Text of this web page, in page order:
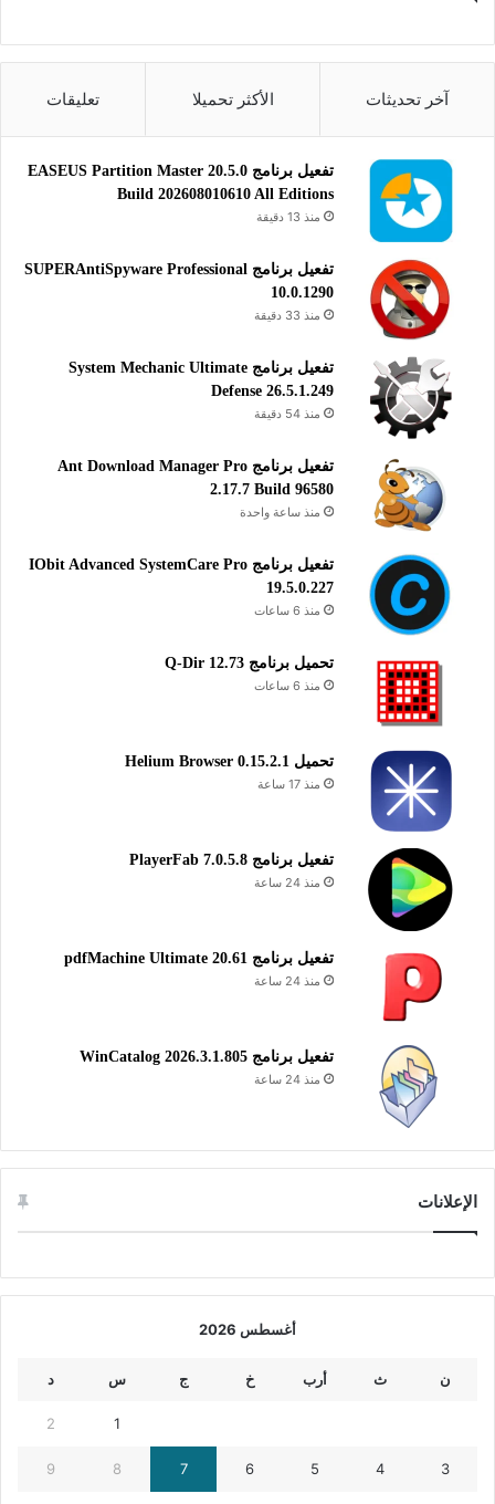
آخر تحديثات الأكثر تحميلا تعليقات
تفعيل برنامج EASEUS Partition Master 20.5.0
Build 202608010610 All Editions
منذ 13 دقيقة
تفعيل برنامج SUPERAntiSpyware Professional
10.0.1290
منذ 33 دقيقة
تفعيل برنامج System Mechanic Ultimate
Defense 26.5.1.249
منذ 54 دقيقة
تفعيل برنامج Ant Download Manager Pro
2.17.7 Build 96580
منذ ساعة واحدة
تفعيل برنامج IObit Advanced SystemCare Pro
19.5.0.227
منذ 6 ساعات
تحميل برنامج Q-Dir 12.73
منذ 6 ساعات
تحميل Helium Browser 0.15.2.1
منذ 17 ساعة
تفعيل برنامج PlayerFab 7.0.5.8
منذ 24 ساعة
تفعيل برنامج pdfMachine Ultimate 20.61
منذ 24 ساعة
تفعيل برنامج WinCatalog 2026.3.1.805
منذ 24 ساعة
الإعلانات
أغسطس 2026
ن ث أرب خ ج س د
1
2
3
4
5
6
7
8
9